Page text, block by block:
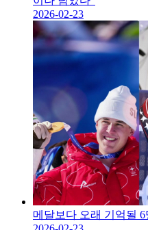
2026-02-23
메달보다 오래 기억될